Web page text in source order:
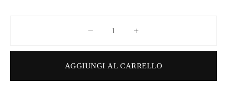
AGGIUNGI AL CARRELLO